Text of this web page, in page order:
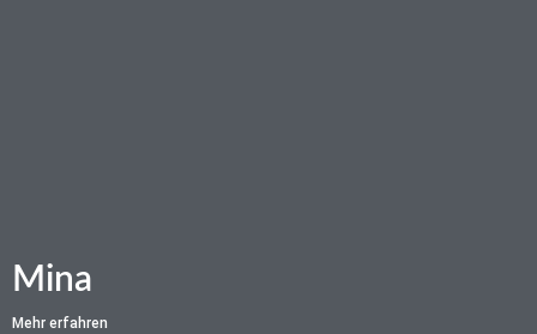
Mina
Mehr erfahren